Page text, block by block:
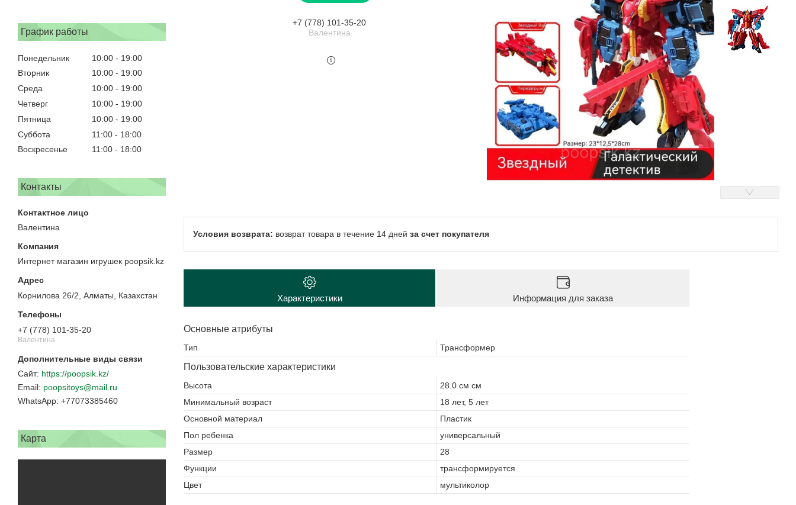
График работы
Понедельник 10:00
19:00
Вторник
10:00
19:00
Среда
10:00
19:00
Четверг
10:00
19:00
Пятница
10:00
19:00
Суббота
11:00
18:00
Воскресенье
11:00 18:00
Контакты
Валентина
Интернет магазин игрушек poopsik.kz
Корнилова 26/2, Алматы, Казахстан
+7 (778) 101-35-20
Валентина
https://poopsik.kz/
poopsitoys@mail.ru
+77073385460
Карта
+7 (778) 101-35-20
Валентина
возврат товара в течение 14 дней за счет покупателя
Характеристики Информация для заказа
Основные атрибуты
Тип Трансформер
Пользовательские характеристики
Высота
28.0 см см
Минимальный возраст
18 лет, 5 лет
Основной материал
Пластик
Пол ребенка
универсальный
Размер
28
Функции
трансформируется
Цвет
мультиколор